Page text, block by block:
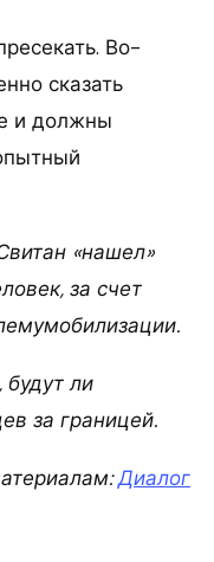
Во-
сказать
и должны
«нашел»
за счет
ли
за границей.
Диалог